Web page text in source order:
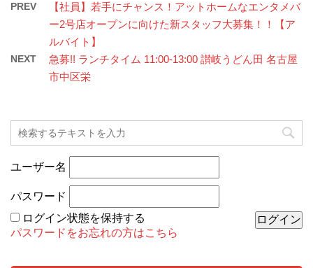
PREV
【社員】若手にチャンス！アットホームなエンタメバ
ー2号店オープンに向けた新スタッフ大募集！！【ア
ルバイト】
NEXT
急募!! ランチタイム 11:00-13:00 讃岐うどん田 名古屋
市中区栄
ユーザー名
パスワード
ログイン状態を保持する
パスワードをお忘れの方はこちら